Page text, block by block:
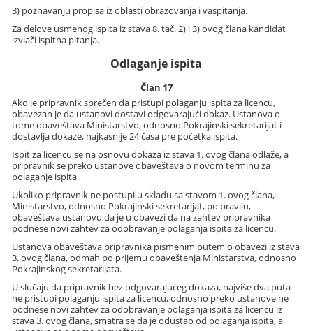
3) poznavanju propisa iz oblasti obrazovanja i vaspitanja.
Za delove usmenog ispita iz stava 8. tač. 2) i 3) ovog člana kandidat
izvlači ispitna pitanja.
Odlaganje ispita
Član 17
Ako je pripravnik sprečen da pristupi polaganju ispita za licencu,
obavezan je da ustanovi dostavi odgovarajući dokaz. Ustanova o
tome obaveštava Ministarstvo, odnosno Pokrajinski sekretarijat i
dostavlja dokaze, najkasnije 24 časa pre početka ispita.
Ispit za licencu se na osnovu dokaza iz stava 1. ovog člana odlaže, a
pripravnik se preko ustanove obaveštava o novom terminu za
polaganje ispita.
Ukoliko pripravnik ne postupi u skladu sa stavom 1. ovog člana,
Ministarstvo, odnosno Pokrajinski sekretarijat, po pravilu,
obaveštava ustanovu da je u obavezi da na zahtev pripravnika
podnese novi zahtev za odobravanje polaganja ispita za licencu.
Ustanova obaveštava pripravnika pismenim putem o obavezi iz stava
3. ovog člana, odmah po prijemu obaveštenja Ministarstva, odnosno
Pokrajinskog sekretarijata.
U slučaju da pripravnik bez odgovarajućeg dokaza, najviše dva puta
ne pristupi polaganju ispita za licencu, odnosno preko ustanove ne
podnese novi zahtev za odobravanje polaganja ispita za licencu iz
stava 3. ovog člana, smatra se da je odustao od polaganja ispita, a